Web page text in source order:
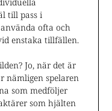
till pass i
ofta och
enstaka tillfällen.
Jo, när det är
nämligen spelaren
som medföljer
som hjälten